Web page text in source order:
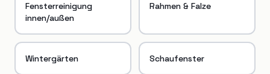
Fensterreinigung
innen/außen
Rahmen & Falze
Wintergärten Schaufenster